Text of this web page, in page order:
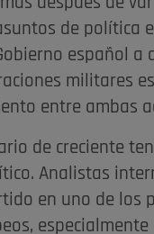
de política
español a
militares
entre ambas
de creciente
Analistas
en uno de los